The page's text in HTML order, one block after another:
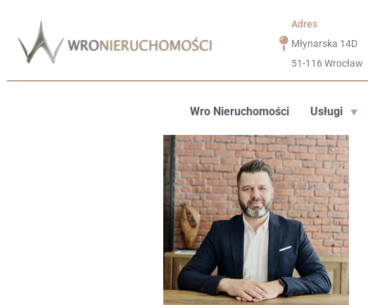
Adres
Młynarska 14D
51-116 Wrocław
Wro Nieruchomości Usługi